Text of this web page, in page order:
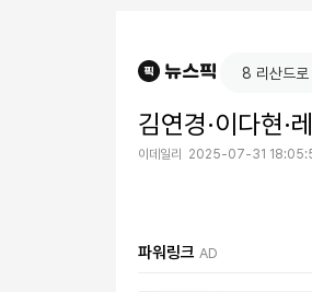
김연경·이다현·
이데일리 2025-07-31
파워링크 AD